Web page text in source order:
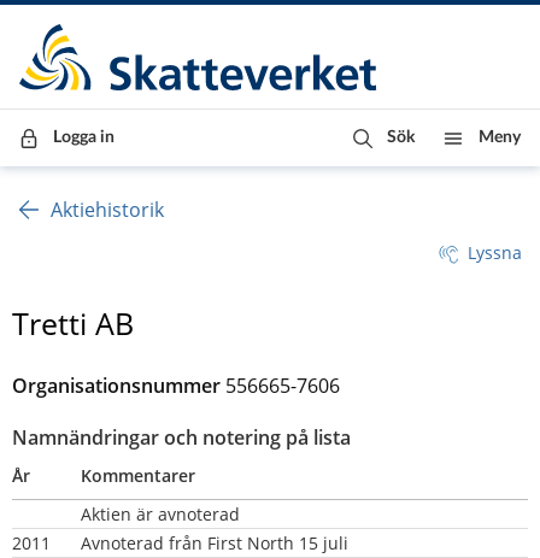
Till innehåll
Till navigationen
Till chattrobot
Logga in Sök Meny
Aktiehistorik
Lyssna
Tretti AB
Organisationsnummer 556665-7606
Namnändringar och notering på lista
År
Kommentarer
Aktien är avnoterad
2011
Avnoterad från First North 15 juli